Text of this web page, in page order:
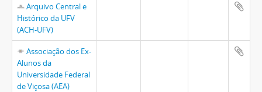
Arquivo Central e
Histórico da UFV
(ACH-UFV)
Associação dos Ex-
Alunos da
Universidade Federal
de Viçosa (AEA)